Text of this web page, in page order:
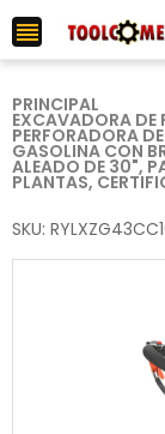

PRINCIPAL
EXCAVADORA DE
PERFORADORA
GASOLINA CON
ALEADO DE 30",
PLANTAS,
SKU: